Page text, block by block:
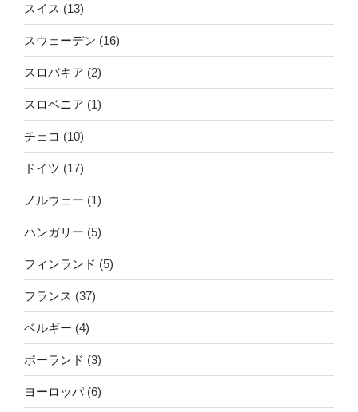
スイス (13)
スウェーデン (16)
スロバキア (2)
スロベニア (1)
チェコ (10)
ドイツ (17)
ノルウェー (1)
ハンガリー (5)
フィンランド (5)
フランス (37)
ベルギー (4)
ポーランド (3)
ヨーロッパ(6)